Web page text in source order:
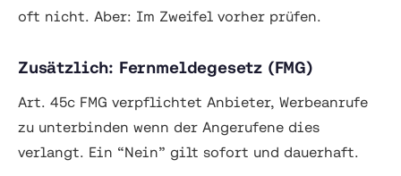
oft nicht. Aber: Im Zweifel vorher prüfen.
Zusätzlich: Fernmeldegesetz (FMG)
Art. 45c FMG verpflichtet Anbieter, Werbeanrufe
zu unterbinden wenn der Angerufene dies
verlangt. Ein “Nein” gilt sofort und dauerhaft.